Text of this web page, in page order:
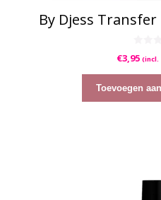
By Djess
v
5
€3,95 (incl.
Toevoegen